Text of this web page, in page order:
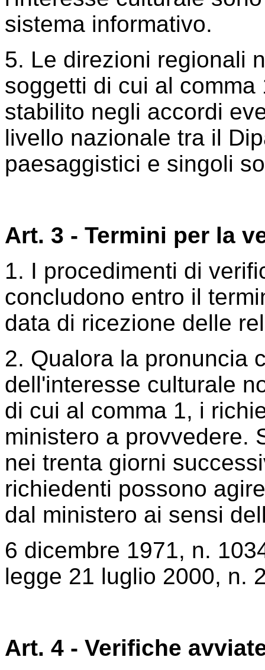
sistema informativo.
5. Le direzioni regionali
soggetti di cui al
stabilito negli accordi
livello nazionale tra il
paesaggistici e singoli
Art. 3 - Termini per la
1. I procedimenti di
concludono entro il
data di ricezione delle
2. Qualora la pronuncia
dell'interesse culturale
di cui al comma 1, i
ministero a provvedere.
nei trenta giorni
richiedenti possono
dal ministero ai sensi
6 dicembre 1971, n.
legge 21 luglio 2000, n.
Art. 4 - Verifiche